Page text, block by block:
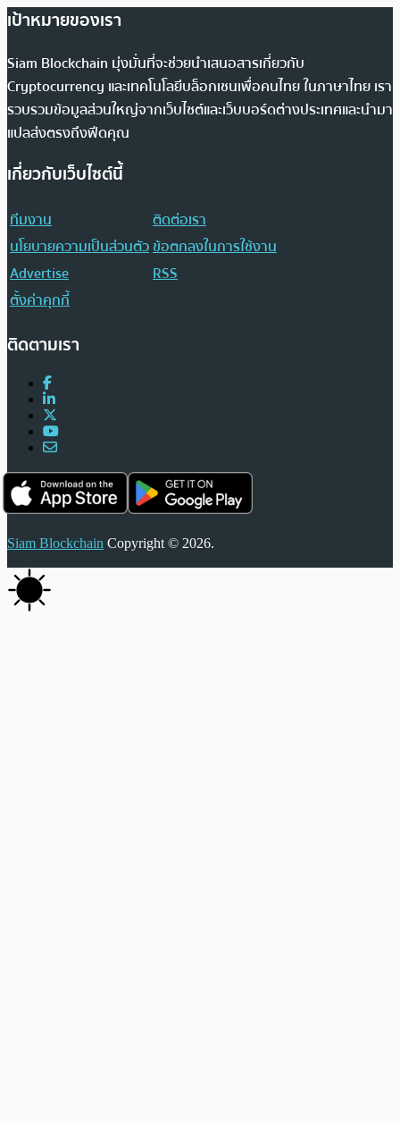
เป้าหมายของเรา
Siam Blockchain มุ่งมั่นที่จะช่วยนำเสนอสารเกี่ยวกับ
Cryptocurrency และเทคโนโลยีบล็อกเชนเพื่อคนไทย ในภาษาไทย เรา
รวบรวมข้อมูลส่วนใหญ่จากเว็บไซต์และเว็บบอร์ดต่างประเทศและนำมา
แปลส่งตรงถึงฟีดคุณ
เกี่ยวกับเว็บไซต์นี้
ทีมงาน
ติดต่อเรา
นโยบายความเป็นส่วนตัวข้อตกลงในการใช้งาน
Advertise
RSS
ตั้งค่าคุกกี้
ติดตามเรา
Siam Blockchain Copyright © 2026.